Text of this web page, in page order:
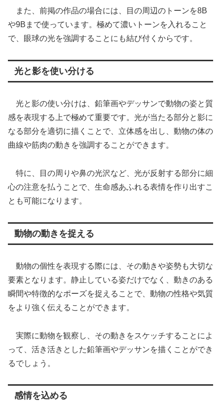
また、前掲の作品の場合には、目の周辺のトーンを8B
や9Bまで使っています。極めて濃いトーンを入れること
で、眼球の光を強調することにも結び付くからです。
光と影を使い分ける
光と影の使い分けは、鉛筆画やデッサンで動物の姿と質
感を表現する上で極めて重要です。光が当たる部分と影に
なる部分を適切に描くことで、立体感を出し、動物の体の
曲線や筋肉の動きを強調することができます。
特に、目の周りや鼻の光沢など、光が反射する部分に細
心の注意を払うことで、生命感あふれる表情を作り出すこ
とも可能になります。
動物の動きを捉える
動物の個性を表現する際には、その動きや姿勢も大切な
要素となります。静止している姿だけでなく、動きのある
瞬間や特徴的なポーズを捉えることで、動物の性格や気質
をより強く伝えることができます。
実際に動物を観察し、その動きをスケッチすることによ
って、活き活きとした鉛筆画やデッサンを描くことができ
るでしょう。
感情を込める